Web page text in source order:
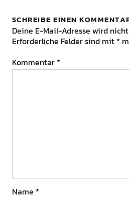
SCHREIBE EINEN
Deine E-Mail-Adresse wird
Erforderliche Felder sind mit *
Kommentar *
Name *